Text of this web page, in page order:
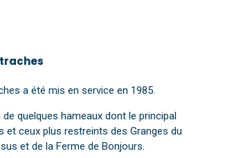
a été mis en service en 1985.
de quelques hameaux dont le principal
et ceux plus restreints des Granges du
et de la Ferme de Bonjours.